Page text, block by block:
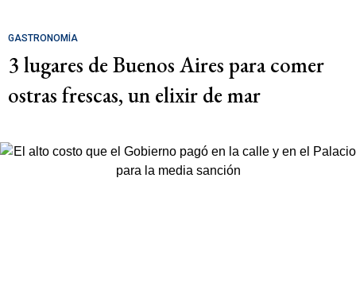
GASTRONOMÍA
3 lugares de Buenos Aires para comer
ostras frescas, un elixir de mar